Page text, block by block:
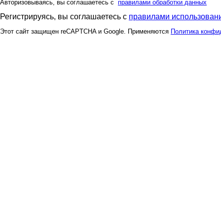
Авторизовываясь, вы соглашаетесь с правилами обработки данных
Регистрируясь, вы соглашаетесь с правилами
Этот сайт защищен reCAPTCHA и Google. Применяются Политика